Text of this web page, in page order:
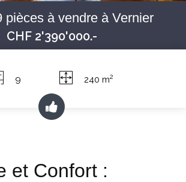
pièces à vendre à Vernier
CHF 2'390'000.-
9 240 m2
et Confort :